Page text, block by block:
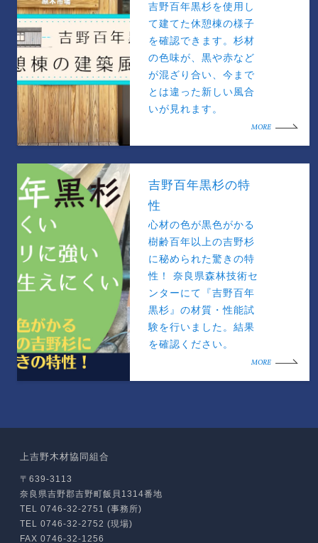
吉野百年黒杉を使用し
て建てた休憩棟の様子
を確認できます。杉材
の色味が、黒や赤など
が混ざり合い、今まで
とは違った新しい風合
いが見れます。
MORE
吉野百年黒杉の特
性
心材の色が黒色がかる
樹齢百年以上の吉野杉
に秘められた驚きの特
性！ 奈良県森林技術セ
ンターにて『吉野百年
黒杉』の材質・性能試
験を行いました。結果
を確認ください。
MORE
上吉野木材協同組合
〒639-3113
奈良県吉野郡吉野町飯貝1314番地
TEL 0746-32-2751 (事務所)
TEL 0746-32-2752 (現場)
FAX 0746-32-1256